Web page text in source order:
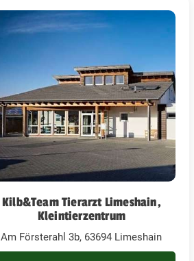
Kilb&Team Tierarzt Limeshain,
Kleintierzentrum
Am Försterahl 3b, 63694 Limeshain